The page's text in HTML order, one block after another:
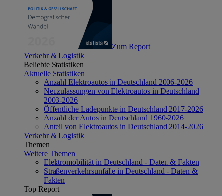
Zum Report
Verkehr & Logistik
Beliebte Statistiken
Aktuelle Statistiken
Anzahl Elektroautos in Deutschland 2006-2026
Neuzulassungen von Elektroautos in Deutschland
2003-2026
Öffentliche Ladepunkte in Deutschland 2017-2026
Anzahl der Autos in Deutschland 1960-2026
Anteil von Elektroautos in Deutschland 2014-2026
Verkehr & Logistik
Themen
Weitere Themen
Elektromobilität in Deutschland - Daten & Fakten
Straßenverkehrsunfälle in Deutschland - Daten &
Fakten
Top Report